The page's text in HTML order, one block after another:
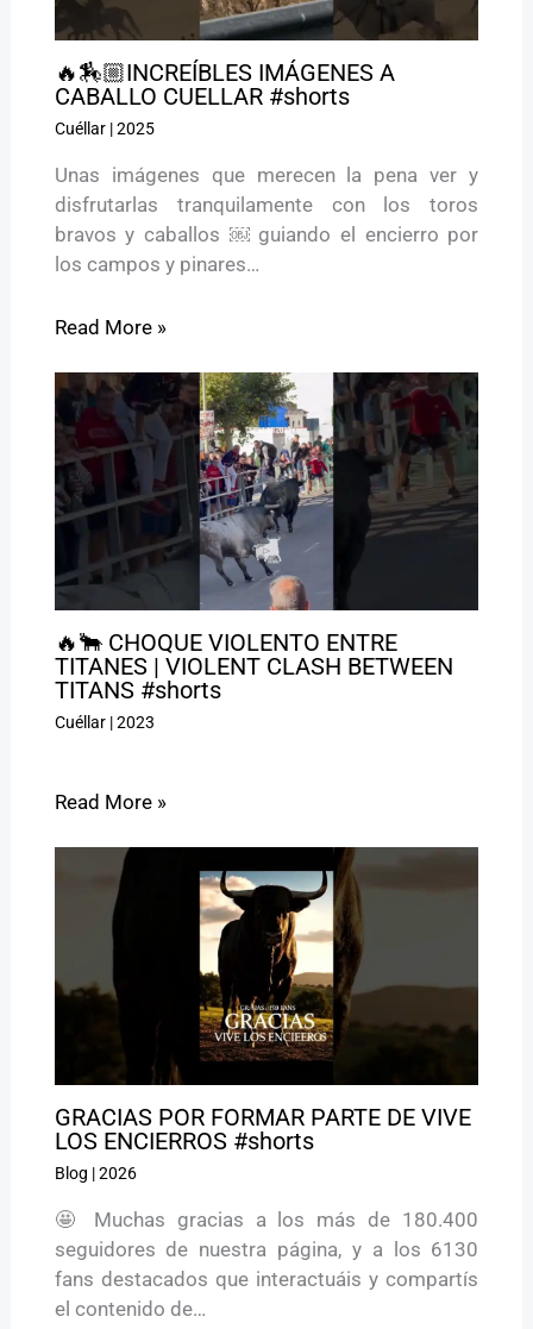
🔥🏇🏼INCREÍBLES IMÁGENES A
CABALLO CUELLAR #shorts
Cuéllar|2025
Unas imágenes que merecen la pena ver y
disfrutarlas tranquilamente con los toros
bravos y caballos ￼ guiando el encierro por
los campos y pinares…
Read More »
🔥🐂 CHOQUE VIOLENTO ENTRE
TITANES | VIOLENT CLASH BETWEEN
TITANS #shorts
Cuéllar|2023
Read More »
GRACIAS POR FORMAR PARTE DE VIVE
LOS ENCIERROS #shorts
Blog |2026
🤩 Muchas gracias a los más de 180.400
seguidores de nuestra página, y a los 6130
fans destacados que interactuáis y compartís
el contenido de…